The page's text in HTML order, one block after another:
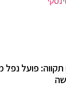
פועל